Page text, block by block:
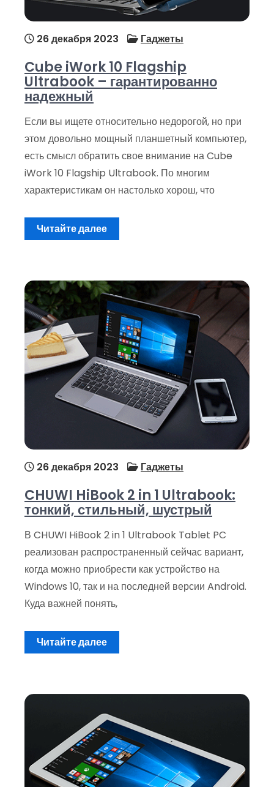
26 декабря 2023 Гаджеты
Cube iWork 10 Flagship
Ultrabook – гарантированно
надежный
Если вы ищете относительно недорогой, но при
этом довольно мощный планшетный компьютер,
есть смысл обратить свое внимание на Cube
iWork 10 Flagship Ultrabook. По многим
характеристикам он настолько хорош, что
Читайте далее
26 декабря 2023 Гаджеты
CHUWI HiBook 2 in 1 Ultrabook:
тонкий, стильный, шустрый
В CHUWI HiBook 2 in 1 Ultrabook Tablet PC
реализован распространенный сейчас вариант,
когда можно приобрести как устройство на
Windows 10, так и на последней версии Android.
Куда важней понять,
Читайте далее